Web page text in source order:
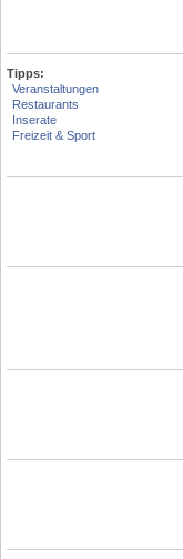
Tipps:
Veranstaltungen
Restaurants
Inserate
Freizeit & Sport